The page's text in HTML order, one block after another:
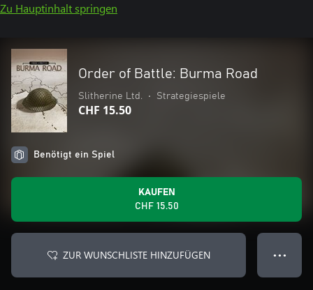
Zu Hauptinhalt springen
Order of Battle: Burma Road
Slitherine Ltd. • Strategiespiele
CHF 15.50
Benötigt ein Spiel
KAUFEN
CHF 15.50
ZUR WUNSCHLISTE HINZUFÜGEN ● ● ●